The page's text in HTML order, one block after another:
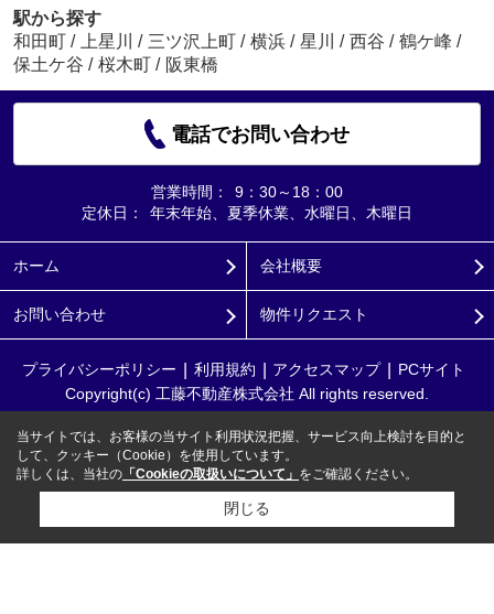
駅から探す
和田町
/ 上星川 / 三ツ沢上町 / 横浜 / 星川 / 西谷 / 鶴ケ峰 /
保土ケ谷 / 桜木町 / 阪東橋
電話でお問い合わせ
営業時間：
9：30～18：00
定休日：
年末年始、夏季休業、水曜日、木曜日
ホーム 会社概要
お問い合わせ 物件リクエスト
プライバシーポリシー 利用規約 アクセスマップ
PCサイト
Copyright(c) 工藤不動産株式会社 All rights reserved.
当サイトでは、お客様の当サイト利用状況把握、サービス向上検討を目的と
して、クッキー（Cookie）を使用しています。
詳しくは、当社の 「Cookieの取扱いについて」 をご確認ください。
閉じる